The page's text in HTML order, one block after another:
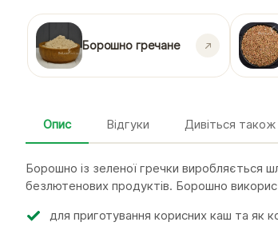
Борошно гречане
Опис Відгуки Дивіться також
Борошно із зеленої гречки виробляється
безлютенових продуктів. Борошно
для приготування корисних каш та як